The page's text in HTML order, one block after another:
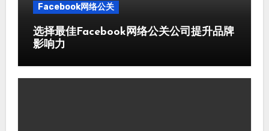
Facebook网络公关
选择最佳Facebook网络公关公司提升品牌
影响力